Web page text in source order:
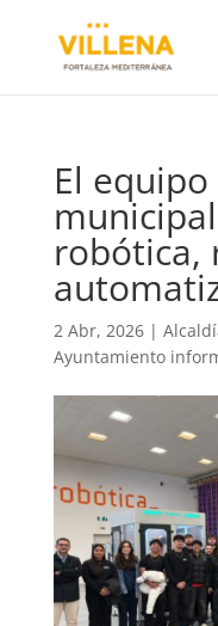
El
robótica,
2 Abr, 2026|
Ayuntamiento